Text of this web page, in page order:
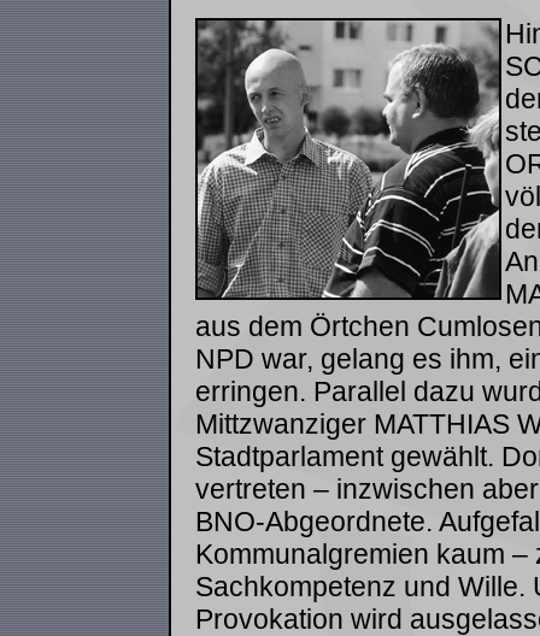
aus dem Örtchen
NPD war, gelang es ihm,
erringen. Parallel dazu
Mittzwanziger MATTHIAS
Stadtparlament gewählt.
vertreten – inzwischen
BNO-Abgeordnete.
Kommunalgremien kaum
Sachkompetenz und Wille.
Provokation wird